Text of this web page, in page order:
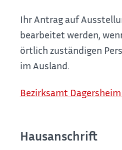
Ihr Antrag auf
bearbeitet werden,
örtlich zuständigen
im Ausland.
Bezirksamt
Hausanschrift